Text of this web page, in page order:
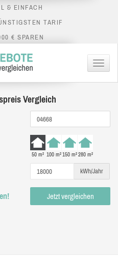
& EINFACH
TARIF
€ SPAREN
Menü
Vergleich
50 m² 100 m²150 m²280 m²
kWh/Jahr
Jetzt vergleichen